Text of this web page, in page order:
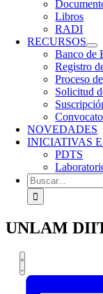
Libros
RADI
RECURSOS
Banco de
Registro
Proceso
Solicitud
NOVEDADES
INICIATIVAS
PDTS
Buscar:
UNLAM
Eventos
Navegación
de
Navegación
de
Lista